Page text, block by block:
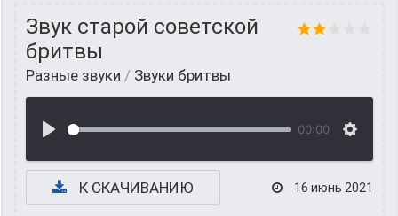
Звук старой советской
бритвы
Разные звуки / Звуки бритвы
00:00
К СКАЧИВАНИЮ 16 июнь 2021